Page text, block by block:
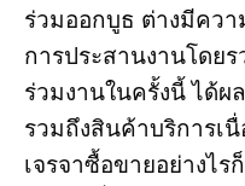
ร่วมออกบูธ ต่างมีคว
การประสานงานโดย
ร่วมงานในครั้งนี้ ได้ผ
รวมถึงสินค้าบริการเ
เจรจาซื้อขายอย่างไ